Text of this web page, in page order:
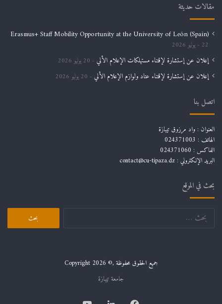
مقالات حديثة
Erasmus+ Staff Mobility Opportunity at the University of León (Spain)
22 يوليو 2026
إعلان عن إستشارة لإقتناء مستهلكات الإعلام الألي 20 يوليو 2026
إعلان عن إستشارة لإقتناء عتاد ولوازم الإعلام الألي 20 يوليو 2026
اتصل بنا
العنوان : واد مرزوق تيبازة
الهاتف : 024371003
الفاكس : 024371060
البريد الإلكتروني : contact@cu-tipaza.dz
بحث في الموقع
البحث
جميع الحقوق محفوظة ,© Copyright 2026
جامعة تيبازة